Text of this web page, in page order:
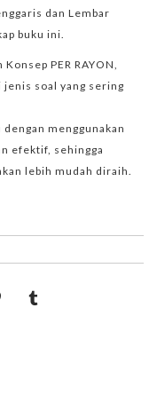
dan Lembar
buku ini.
PER RAYON,
soal yang sering
menggunakan
efektif, sehingga
lebih mudah diraih.